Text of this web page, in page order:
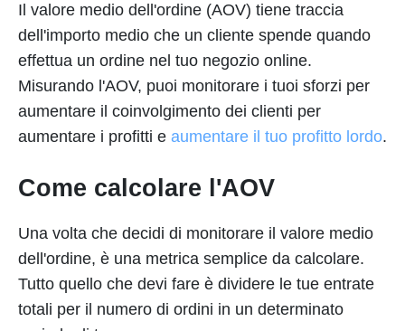
Il valore medio dell'ordine (AOV) tiene traccia
dell'importo medio che un cliente spende quando
effettua un ordine nel tuo negozio online.
Misurando l'AOV, puoi monitorare i tuoi sforzi per
aumentare il coinvolgimento dei clienti per
aumentare i profitti e aumentare il tuo profitto lordo.
Come calcolare l'AOV
Una volta che decidi di monitorare il valore medio
dell'ordine, è una metrica semplice da calcolare.
Tutto quello che devi fare è dividere le tue entrate
totali per il numero di ordini in un determinato